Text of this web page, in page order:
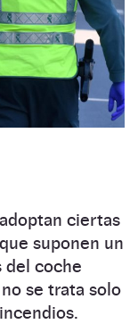
ciertas
que suponen un
del coche
se trata solo